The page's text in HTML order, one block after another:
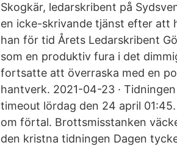
Skogkär, ledarskribent på
en icke-skrivande tjänst efter att
han för tid Årets Ledarskribent
som en produktiv fura i det
fortsatte att överraska med en
hantverk. 2021-04-23 ·
timeout lördag den 24 april
om förtal. Brottsmisstanken
den kristna tidningen Dagen